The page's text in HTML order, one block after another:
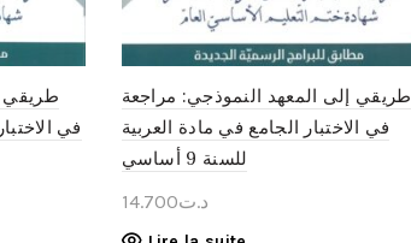
طريقي
في
طريقي إلى المعهد النموذجي: مراجعة
في الاختبار الجامع في مادة العربية
للسنة 9 أساسي
د.ت14.700